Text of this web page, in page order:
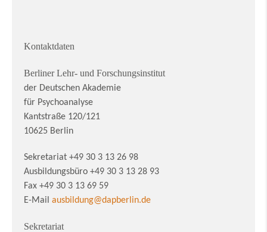
Kontaktdaten
Berliner Lehr- und Forschungsinstitut
der Deutschen Akademie
für Psychoanalyse
Kantstraße 120/121
10625 Berlin
Sekretariat +49 30 3 13 26 98
Ausbildungsbüro +49 30 3 13 28 93
Fax +49 30 3 13 69 59
E-Mail ausbildung@dapberlin.de
Sekretariat